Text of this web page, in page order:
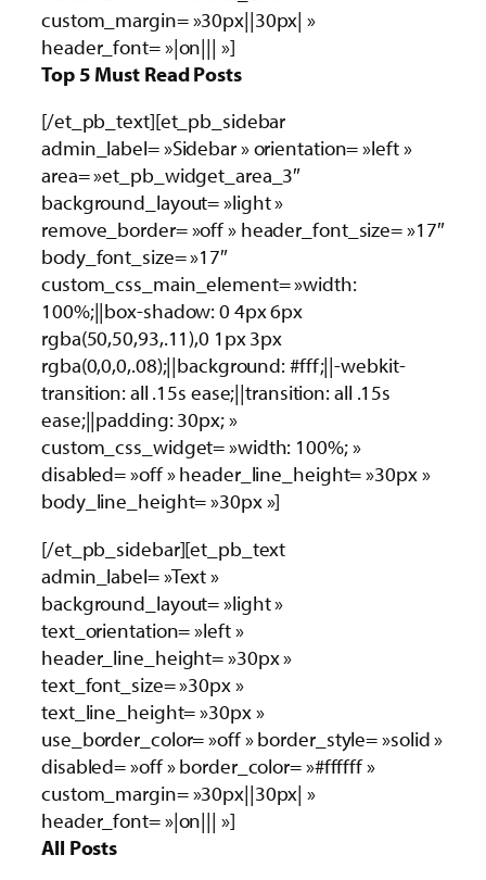
custom_margin= »30px||30px| »
header_font= »|on||| »]
Top 5 Must Read Posts
[/et_pb_text][et_pb_sidebar
admin_label= »Sidebar » orientation= »left »
area= »et_pb_widget_area_3″
background_layout= »light »
remove_border= »off » header_font_size= »17″
body_font_size= »17″
custom_css_main_element= »width:
100%;||box-shadow: 0 4px 6px
rgba(50,50,93,.11),0 1px 3px
rgba(0,0,0,.08);||background: #fff;||-webkit-
transition: all .15s ease;||transition: all .15s
ease;||padding: 30px; »
custom_css_widget= »width: 100%; »
disabled= »off » header_line_height= »30px »
body_line_height= »30px »]
[/et_pb_sidebar][et_pb_text
admin_label= »Text »
background_layout= »light »
text_orientation= »left »
header_line_height= »30px »
text_font_size= »30px »
text_line_height= »30px »
use_border_color= »off » border_style= »solid »
disabled= »off » border_color= »#ffffff »
custom_margin= »30px||30px| »
header_font= »|on||| »]
All Posts